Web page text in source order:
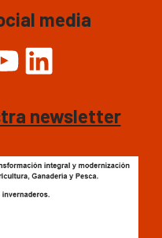
media
LinkedIn
newsletter